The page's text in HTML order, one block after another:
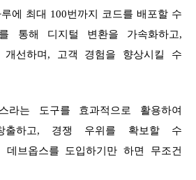
에 최대 100번까지 코드를 배포할 수
통해 디지털 변환을 가속화하고,
개선하며, 고객 경험을 향상시킬 수
라는 도구를 효과적으로 활용하여
출하고, 경쟁 우위를 확보할 수
데브옵스를 도입하기만 하면 무조건